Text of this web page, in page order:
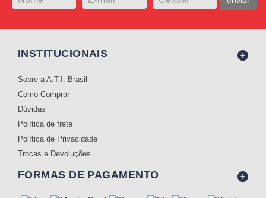
INSTITUCIONAIS
Sobre a A.T.I. Brasil
Como Comprar
Dúvidas
Política de frete
Política de Privacidade
Trocas e Devoluções
FORMAS DE PAGAMENTO